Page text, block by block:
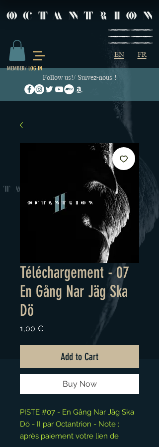
EN FR
Follow us!/ Suivez-nous !
MEMBER/LOG IN
Téléchargement - 07
En Gång Nar Jäg Ska
Dö
1,00 €
Add to Cart
Buy Now
PISTE #07 - En Gång Nar Jäg Ska
Dö - II par Octantrion - Note :
après paiement votre lien de